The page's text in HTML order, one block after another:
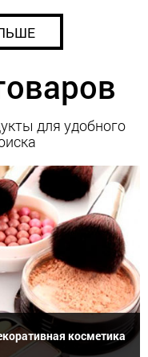
для удобного
косметика